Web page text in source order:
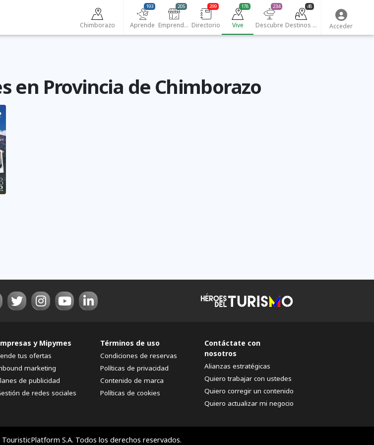
Chimborazo Aprende
193
Emprendedores
205
Directorio
299
Vive
178
Descubre
234
Destinos turísticos
48
Acceder
en Provincia de Chimborazo
y Mipymes
tus ofertas
marketing
de publicidad
de redes sociales
Términos de uso
Condiciones de reservas
Políticas de privacidad
Contenido de marca
Políticas de cookies
Contáctate con
nosotros
Alianzas estratégicas
Quiero trabajar con ustedes
Quiero corregir un contenido
Quiero actualizar mi negocio
S.A. Todos los derechos reservados.